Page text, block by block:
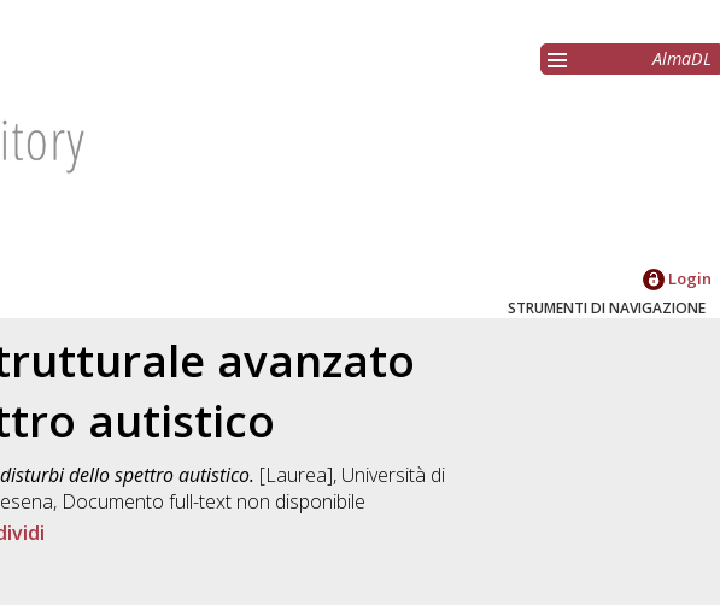
AlmaDL
Login
STRUMENTI DI NAVIGAZIONE
avanzato
autistico
dello spettro autistico. [Laurea], Università di
, Documento full-text non disponibile